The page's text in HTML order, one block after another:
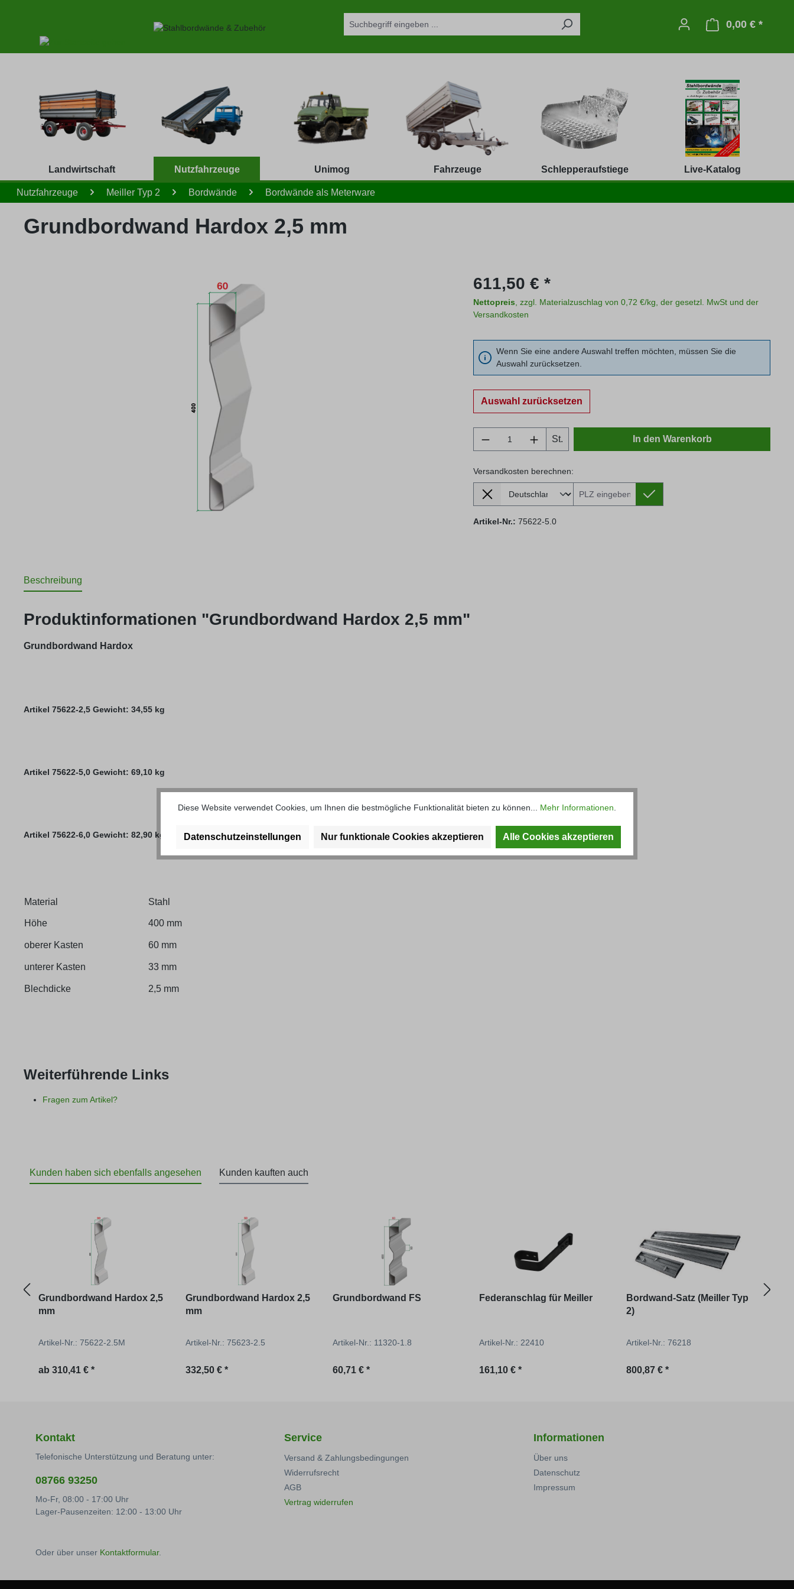
0,00 € *
Landwirtschaft Nutzfahrzeuge Unimog Fahrzeuge Schlepperaufstiege Live-Katalog
Nutzfahrzeuge Meiller Typ 2 Bordwände Bordwände als Meterware
Grundbordwand Hardox 2,5 mm
Regulärer Preis:
611,50 € *
Nettopreis , zzgl. Materialzuschlag von 0,72 €/kg, der gesetzl. MwSt und der
Versandkosten
Wenn Sie eine andere Auswahl treffen möchten, müssen Sie die
Auswahl zurücksetzen.
Auswahl zurücksetzen
Produkt Anzahl: Gib den gewünschten Wert ein
St. In den Warenkorb
Versandkosten berechnen:
Lieferland
Versandkosten berechnen:
Artikel-Nr.: 75622-5.0
Beschreibung
Produktinformationen "Grundbordwand Hardox 2,5 mm"
Grundbordwand Hardox
Artikel 75622-2,5 Gewicht: 34,55 kg
Artikel 75622-5,0 Gewicht: 69,10 kg
Artikel 75622-6,0 Gewicht: 82,90 kg
Material Stahl
Höhe 400 mm
oberer Kasten 60 mm
unterer Kasten 33 mm
Blechdicke 2,5 mm
Weiterführende Links
Fragen zum Artikel?
Kunden haben sich ebenfalls angesehen Kunden kauften auch
Grundbordwand Hardox 2,5
mm
Artikel-Nr.: 75622-2.5M
Regulärer Preis:
ab 310,41 € *
Grundbordwand Hardox 2,5
mm
Artikel-Nr.: 75623-2.5
Regulärer Preis:
332,50 € *
Grundbordwand FS
Artikel-Nr.: 11320-1.8
Regulärer Preis:
60,71 € *
Federanschlag für Meiller
Artikel-Nr.: 22410
Regulärer Preis:
161,10 € *
Bordwand-Satz (Meiller Typ
2)
Artikel-Nr.: 76218
Regulärer Preis:
800,87 € *
Kontakt
Telefonische Unterstützung und Beratung unter:
08766 93250
Mo-Fr, 08:00 - 17:00 Uhr
Lager-Pausenzeiten: 12:00 - 13:00 Uhr
Oder über unser Kontaktformular.
Service
Versand & Zahlungsbedingungen
Widerrufsrecht
AGB
Vertrag widerrufen
Informationen
Über uns
Datenschutz
Impressum
Diese Website verwendet Cookies, um Ihnen die bestmögliche Funktionalität bieten zu können... Mehr Informationen
Datenschutzeinstellungen Nur funktionale Cookies akzeptieren Alle Cookies akzeptieren